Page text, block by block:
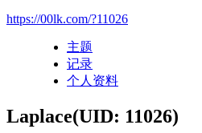
https://00lk.com/?11026
主题
记录
个人资料
Laplace(UID: 11026)